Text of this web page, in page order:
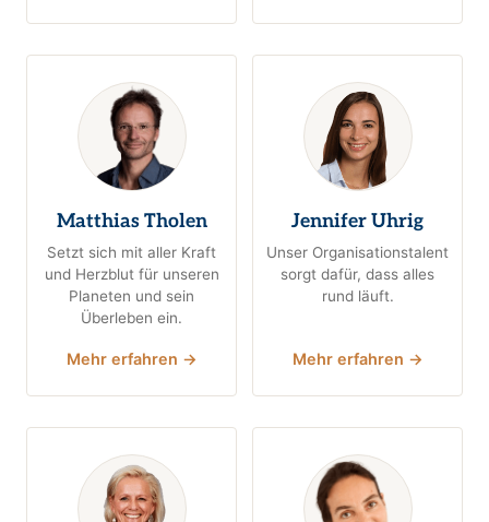
Matthias Tholen
Setzt sich mit aller Kraft
und Herzblut für unseren
Planeten und sein
Überleben ein.
Mehr erfahren →
Jennifer Uhrig
Unser Organisationstalent
sorgt dafür, dass alles
rund läuft.
Mehr erfahren →